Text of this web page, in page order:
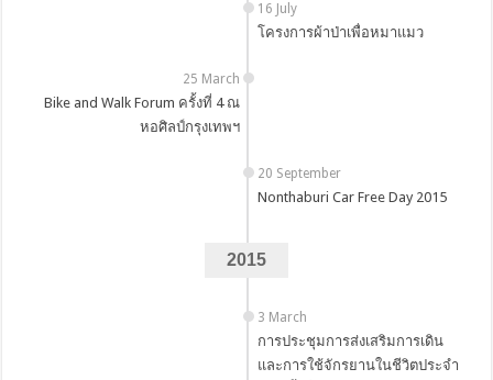
16 July
โครงการผ้าป่าเพื่อหมาแมว
25 March
Bike and Walk Forum ครั้งที่ 4 ณ
หอศิลป์กรุงเทพฯ
20 September
Nonthaburi Car Free Day 2015
2015
3 March
การประชุมการส่งเสริมการเดิน
และการใช้จักรยานในชีวิตประจำ